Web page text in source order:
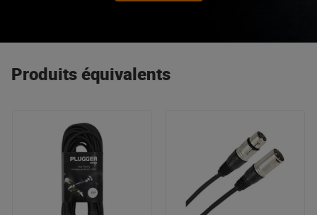
Produits équivalents